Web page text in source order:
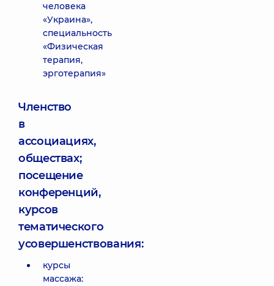
человека
«Украина»,
специальность
«Физическая
терапия,
эрготерапия»
Членство
в
ассоциациях,
обществах;
посещение
конференций,
курсов
тематического
усовершенствования:
курсы
массажа: